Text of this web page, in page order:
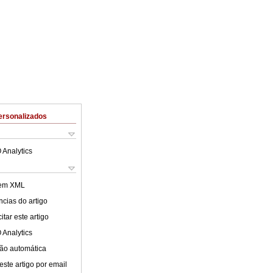
Analytics
XML
do artigo
este artigo
Analytics
automática
artigo por email